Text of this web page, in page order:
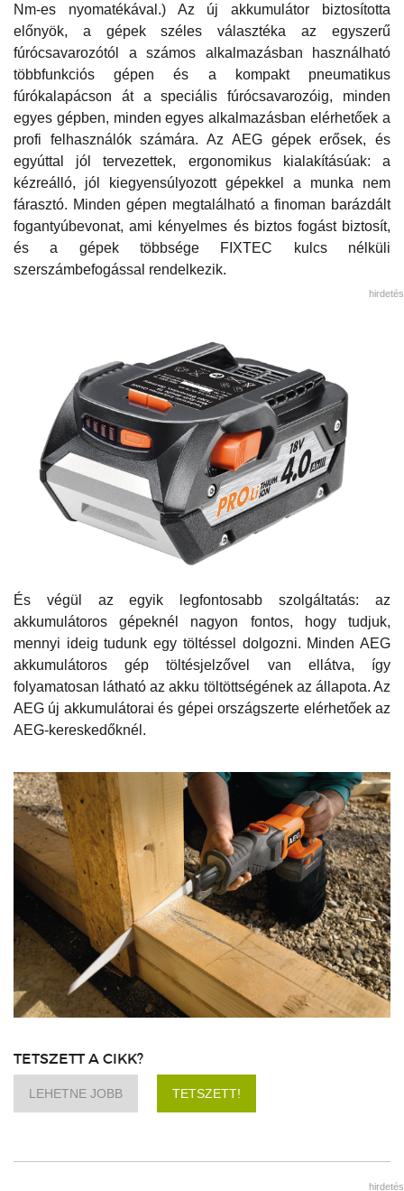
Nm-es nyomatékával.) Az új akkumulátor biztosította
előnyök, a gépek széles választéka az egyszerű
fúrócsavarozótól a számos alkalmazásban használható
többfunkciós gépen és a kompakt pneumatikus
fúrókalapácson át a speciális fúrócsavarozóig, minden
egyes gépben, minden egyes alkalmazásban elérhetőek a
profi felhasználók számára. Az AEG gépek erősek, és
egyúttal jól tervezettek, ergonomikus kialakításúak: a
kézreálló, jól kiegyensúlyozott gépekkel a munka nem
fárasztó. Minden gépen megtalálható a finoman barázdált
fogantyúbevonat, ami kényelmes és biztos fogást biztosít,
és a gépek többsége FIXTEC kulcs nélküli
szerszámbefogással rendelkezik.
hirdetés
És végül az egyik legfontosabb szolgáltatás: az
akkumulátoros gépeknél nagyon fontos, hogy tudjuk,
mennyi ideig tudunk egy töltéssel dolgozni. Minden AEG
akkumulátoros gép töltésjelzővel van ellátva, így
folyamatosan látható az akku töltöttségének az állapota. Az
AEG új akkumulátorai és gépei országszerte elérhetőek az
AEG-kereskedőknél.
TETSZETT A CIKK?
LEHETNE JOBB TETSZETT!
hirdetés